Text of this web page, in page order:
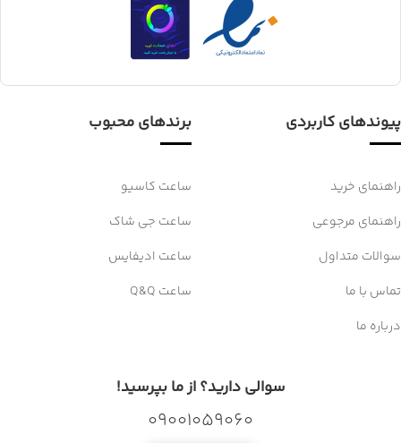
پیوندهای کاربردی
راهنمای خرید
راهنمای مرجوعی
سوالات متداول
تماس با ما
درباره ما
برندهای محبوب
ساعت کاسیو
ساعت جی شاک
ساعت ادیفایس
ساعت Q&Q
سوالی دارید؟ از ما بپرسید!
09001059060